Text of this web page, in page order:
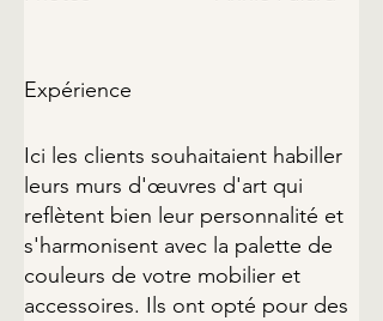
Expérience
Ici les clients souhaitaient habiller
leurs murs d'œuvres d'art qui
reflètent bien leur personnalité et
s'harmonisent avec la palette de
couleurs de votre mobilier et
accessoires. Ils ont opté pour des